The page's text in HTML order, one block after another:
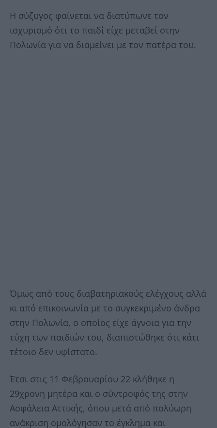
Η σύζυγος φαίνεται να διατύπωνε τον
ισχυρισμό ότι το παιδί είχε μεταβεί στην
Πολωνία για να διαμείνει με τον πατέρα του.
Όμως από τους διαβατηριακούς ελέγχους αλλά
κι από επικοινωνία με το συγκεκριμένο άνδρα
στην Πολωνία, ο οποίος είχε άγνοια για την
τύχη των παιδιών του, διαπιστώθηκε ότι κάτι
τέτοιο δεν υφίστατο.
Έτσι στις 11 Φεβρουαρίου 22 κλήθηκε η
29χρονη μητέρα και ο σύντροφός της στην
Ασφάλεια Αττικής, όπου μετά από πολύωρη
ανάκριση ομολόγησαν το έγκλημα και